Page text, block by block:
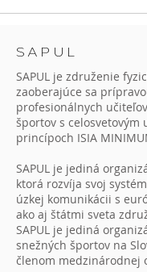
SAPUL
SAPUL je združenie
zaoberajúce sa
profesionálnych
športov s celosvetovým
princípoch ISIA
SAPUL je jediná
ktorá rozvíja svoj
úzkej komunikácii s
ako aj štátmi sveta
SAPUL je jediná
snežných športov na
členom medzinárodnej